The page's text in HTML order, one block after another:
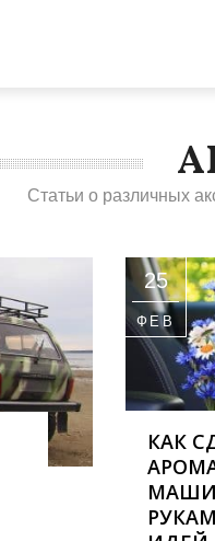
Статьи о различных
25
ФЕВ
КАК